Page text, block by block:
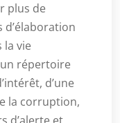
plus de
la vie
répertoire
d’une
la corruption,